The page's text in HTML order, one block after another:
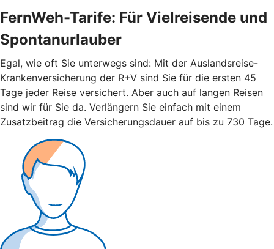
FernWeh-Tarife: Für Vielreisende und
Spontanurlauber
Egal, wie oft Sie unterwegs sind: Mit der Auslandsreise-
Krankenversicherung der R+V sind Sie für die ersten 45
Tage jeder Reise versichert. Aber auch auf langen Reisen
sind wir für Sie da. Verlängern Sie einfach mit einem
Zusatzbeitrag die Versicherungsdauer auf bis zu 730 Tage.